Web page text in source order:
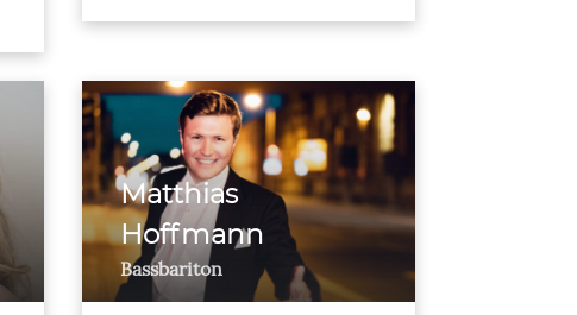
Matthias
Hoffmann
Bassbariton